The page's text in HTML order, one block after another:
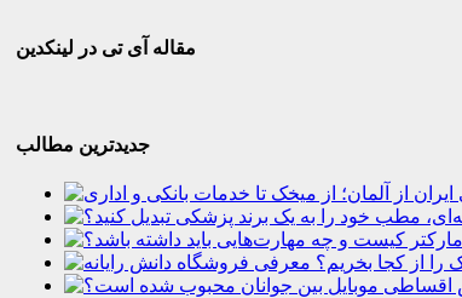
مقاله آی تی در لینکدین
جدیدترین مطالب